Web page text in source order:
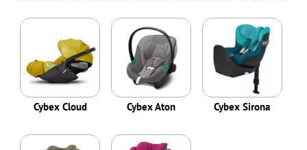
Cybex Cloud Cybex Aton Cybex Sirona